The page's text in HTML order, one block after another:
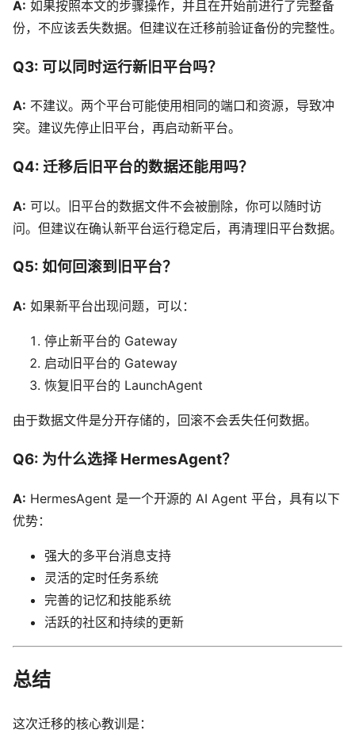
A: 如果按照本文的步骤操作，并且在开始前进行了完整备
份，不应该丢失数据。但建议在迁移前验证备份的完整性。
Q3: 可以同时运行新旧平台吗？
A: 不建议。两个平台可能使用相同的端口和资源，导致冲
突。建议先停止旧平台，再启动新平台。
Q4: 迁移后旧平台的数据还能用吗？
A: 可以。旧平台的数据文件不会被删除，你可以随时访
问。但建议在确认新平台运行稳定后，再清理旧平台数据。
Q5: 如何回滚到旧平台？
A: 如果新平台出现问题，可以：
停止新平台的 Gateway
启动旧平台的 Gateway
恢复旧平台的 LaunchAgent
由于数据文件是分开存储的，回滚不会丢失任何数据。
Q6: 为什么选择 HermesAgent？
A: HermesAgent 是一个开源的 AI Agent 平台，具有以下
优势：
强大的多平台消息支持
灵活的定时任务系统
完善的记忆和技能系统
活跃的社区和持续的更新
总结
这次迁移的核心教训是：